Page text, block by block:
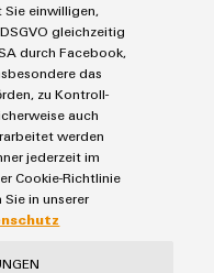
für
Industrie.
Unsere Neuheiten
Bereich
einwilligen,
gleichzeitig
durch Facebook,
das
zu Kontroll-
auch
werden
jederzeit im
Cookie-Richtlinie
in unserer